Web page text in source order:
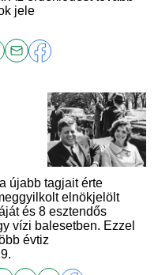
jele
újabb tagjait érte
elnökjelölt
és 8 esztendős
vízi balesetben. Ezzel
évtiz